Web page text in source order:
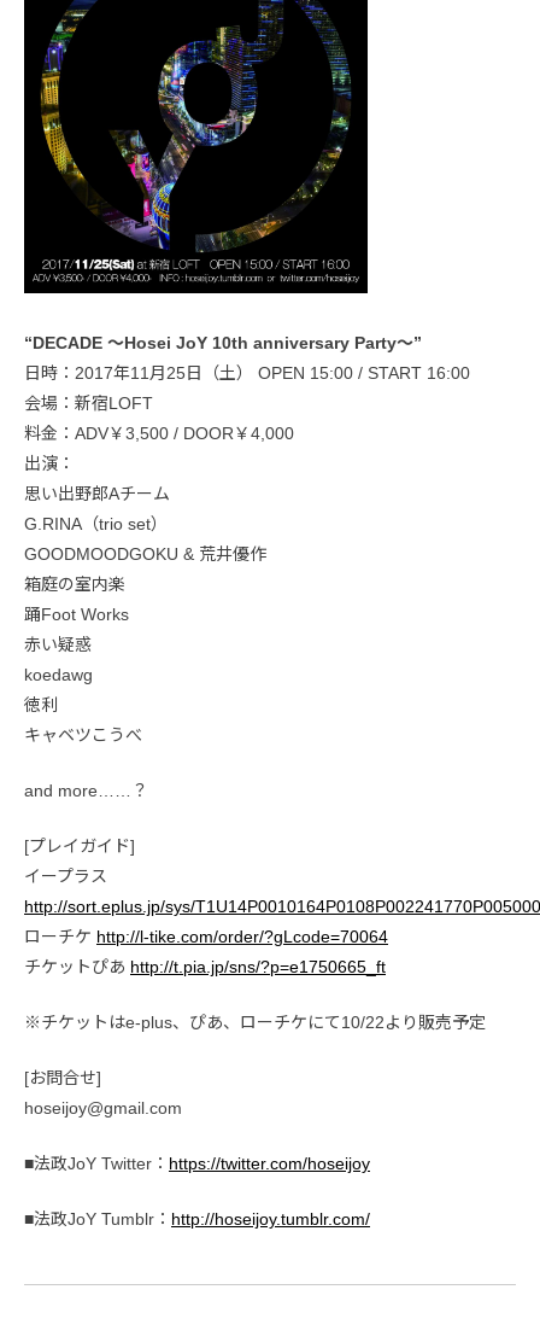
“DECADE ～Hosei JoY 10th anniversary Party～”
日時：2017年11月25日（土） OPEN 15:00 / START 16:00
会場：新宿LOFT
料金：ADV￥3,500 / DOOR￥4,000
出演：
思い出野郎Aチーム
G.RINA（trio set）
GOODMOODGOKU & 荒井優作
箱庭の室内楽
踊Foot Works
赤い疑惑
koedawg
徳利
キャベツこうべ
and more……？
[プレイガイド]
イープラス
http://sort.eplus.jp/sys/
ローチケ http://l-tike.com/order/?gLcode=70064
チケットぴあ http://t.pia.jp/sns/?p=e1750665_ft
※チケットはe-plus、ぴあ、ローチケにて10/22より販売予定
[お問合せ]
hoseijoy@gmail.com
■法政JoY Twitter： https://twitter.com/hoseijoy
■法政JoY Tumblr： http://hoseijoy.tumblr.com/